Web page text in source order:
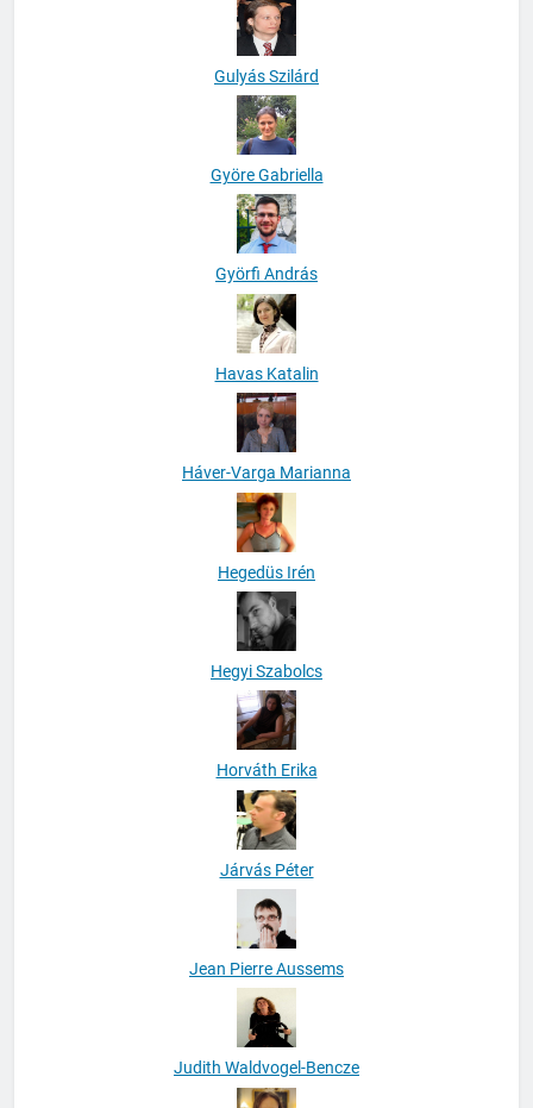
Gulyás Szilárd
Györe Gabriella
Györfi András
Havas Katalin
Háver-Varga Marianna
Hegedüs Irén
Hegyi Szabolcs
Horváth Erika
Járvás Péter
Jean Pierre Aussems
Judith Waldvogel-Bencze